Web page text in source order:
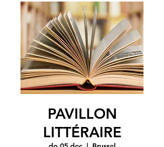
PAVILLON
LITTÉRAIRE